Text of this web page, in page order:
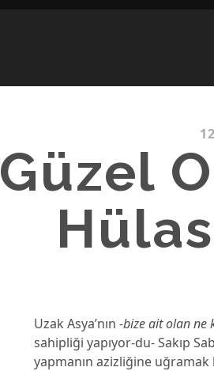
Güzel
Uzak Asya’nın-bize ait olan ne
sahipliği yapıyor-du- Sakıp
yapmanın azizliğine uğramak